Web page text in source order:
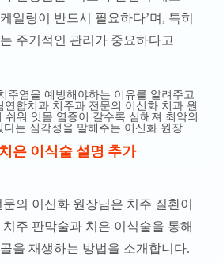
일링이 반드시 필요하다’며, 특히
주기적인 관리가 중요하다고
은 이식술 설명 추가
의 이신화 원장님은 치주 질환이
주 판막술과 치은 이식술을 통해
을 재생하는 방법을 소개합니다.